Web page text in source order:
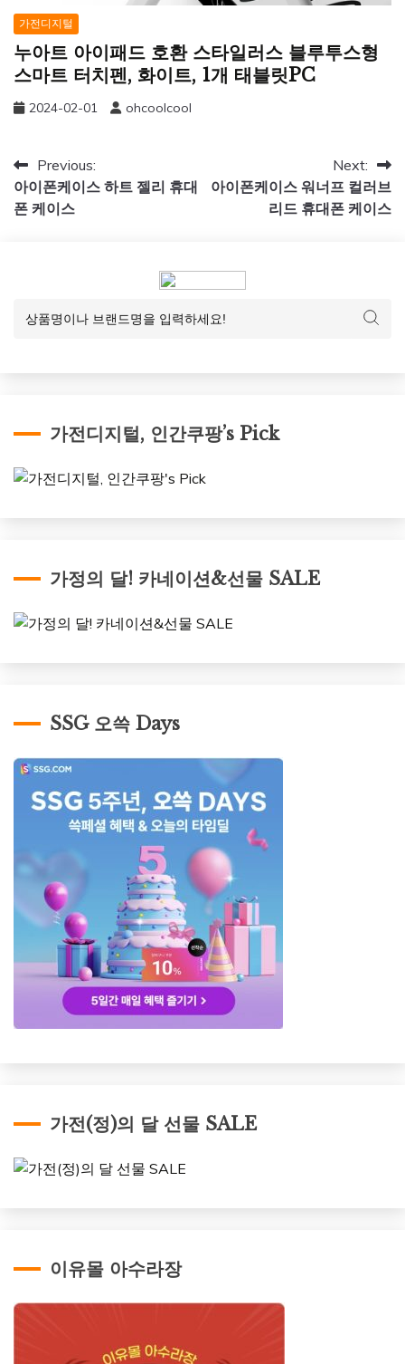
가전디지털
누아트 아이패드 호환 스타일러스 블루투스형
스마트 터치펜, 화이트, 1개 태블릿PC
2024-02-01 ohcoolcool
글
탐
Previous:
아이폰케이스 하트 젤리 휴대
폰 케이스
Next:
아이폰케이스 워너프 컬러브
리드 휴대폰 케이스
가전디지털, 인간쿠팡’s Pick
가정의 달! 카네이션&선물 SALE
SSG 오쓱 Days
가전(정)의 달 선물 SALE
이유몰 아수라장